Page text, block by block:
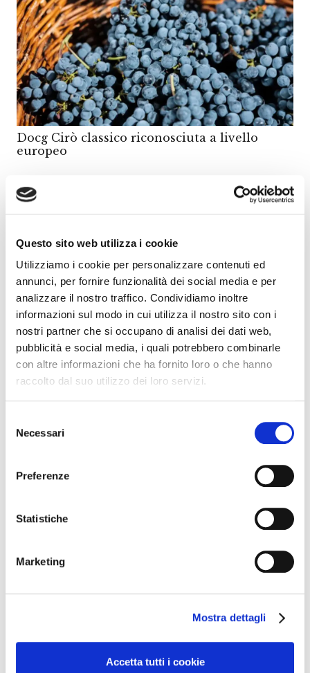
Questo sito web utilizza i cookie
Utilizziamo i cookie per personalizzare contenuti ed
annunci, per fornire funzionalità dei social media e per
analizzare il nostro traffico. Condividiamo inoltre
informazioni sul modo in cui utilizza il nostro sito con i
nostri partner che si occupano di analisi dei dati web,
pubblicità e social media, i quali potrebbero combinarle
con altre informazioni che ha fornito loro o che hanno
raccolto dal suo utilizzo dei loro servizi.
delNecessari
Preferenze
Statistiche
Marketing
Mostra dettagli
Accetta tutti i cookie
Docg Cirò classico riconosciuta a livello
europeo
Il DiVino Etrusco dal 21-24 e 28-30 agosto
2025 Tarquinia